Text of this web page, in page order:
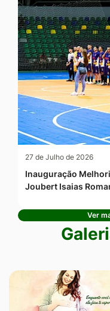
27 de Julho de 2026
Inauguração
Joubert Isaias
Ver